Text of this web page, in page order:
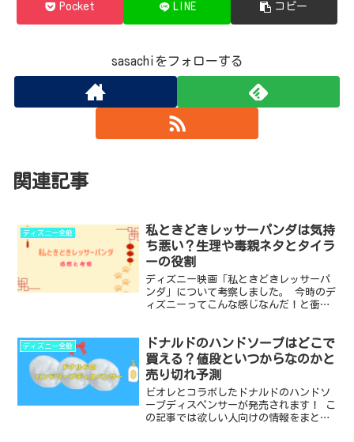
Pocket LINE コピー
sasachiをフォローする
関連記事
ディズニー全般
私ときどきレッサーパンダは気持
ち悪い？生理や毒親ネタとタイラ
ーの役割
ディズニー映画「私ときどきレッサーパ
ンダ」について考察しました。 今時のデ
ィズニーってこんな感じなんだ！と衝撃
た。 ・私ときどきレッサーパンダが気持
ち悪いと評価されてし...
ディズニー全般
ドナルドのハンドソープはどこで
買える？値段といつからなのかと
売り切れ予測
ビオレとコラボしたドナルドのハンドソ
ープディスペンサーが発売されます！ こ
の記事では欲しい人向けの情報をまとめ